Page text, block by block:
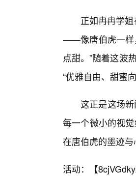
正如冉冉学
——像唐伯虎一样
点甜。”随着这波
“优雅自由、甜蜜
这正是这场
每一个微小的视
在唐伯虎的墨迹
活动：【